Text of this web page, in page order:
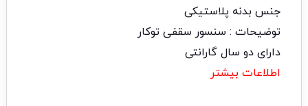
جنس بدنه پلاستیکی
توضیحات : سنسور سقفی توکار
دارای دو سال گارانتی
اطلاعات بیشتر